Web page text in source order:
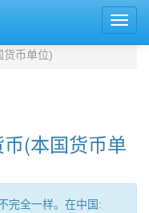
货币单位)
(本国货币单
完全一样。在中国: